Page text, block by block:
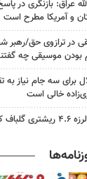
عراق: بازنگری در
و آمریکا مطرح است
در ترازوی حق/رهبر
بودن موسیقی چه
برای سه جام نیاز
خالی است
را لرزاند